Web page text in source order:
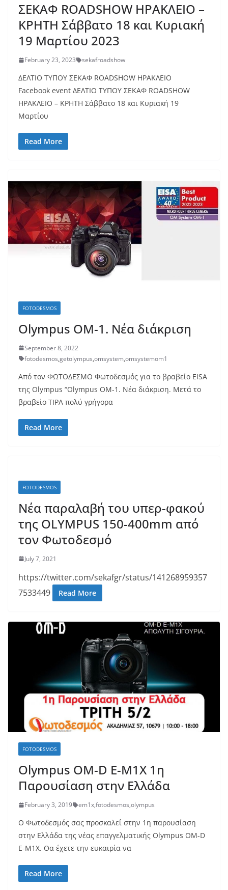
ΣΕΚΑΦ ROADSHOW ΗΡΑΚΛΕΙΟ –
ΚΡΗΤΗ Σάββατο 18 και Κυριακή
19 Μαρτίου 2023
February 23, 2023 sekafroadshow
ΔΕΛΤΙΟ ΤΥΠΟΥ ΣΕΚΑΦ ROADSHOW ΗΡΑΚΛΕΙΟ
Facebook event ΔΕΛΤΙΟ ΤΥΠΟΥ ΣΕΚΑΦ ROADSHOW
ΗΡΑΚΛΕΙΟ – ΚΡΗΤΗ Σάββατο 18 και Κυριακή 19
Μαρτίου
Read More
FOTODESMOS
Olympus OM-1. Νέα διάκριση
September 8, 2022
fotodesmos,getolympus,omsystem,omsystemom1
Από τον ΦΩΤΟΔΕΣΜΟ Φωτοδεσμός για το βραβείο EISA
της Olympus “Olympus OM-1. Νέα διάκριση. Μετά το
βραβείο TIPA πολύ γρήγορα
Read More
FOTODESMOS
Νέα παραλαβή του υπερ-φακού
της OLYMPUS 150-400mm από
τον Φωτοδεσμό
July 7, 2021
https://twitter.com/sekafgr/status/141268959357
7533449
Read More
FOTODESMOS
Olympus OM-D E-M1X 1η
Παρουσίαση στην Ελλάδα
February 3, 2019 em1x,fotodesmos,olympus
Ο Φωτοδεσμός σας προσκαλεί στην 1η παρουσίαση
στην Ελλάδα της νέας επαγγελματικής Olympus OM-D
E-M1X. Θα έχετε την ευκαιρία να
Read More